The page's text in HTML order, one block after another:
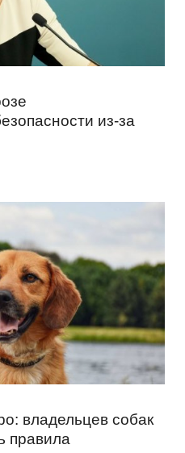
из-за
владельцев собак
правила